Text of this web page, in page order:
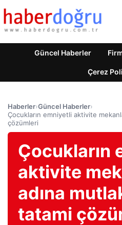
Güncel Haberler
Çerez
Haberler›Güncel Haberler›
Çocukların emniyetli aktivite
çözümleri
Çocukların
aktivite
adına
tatami